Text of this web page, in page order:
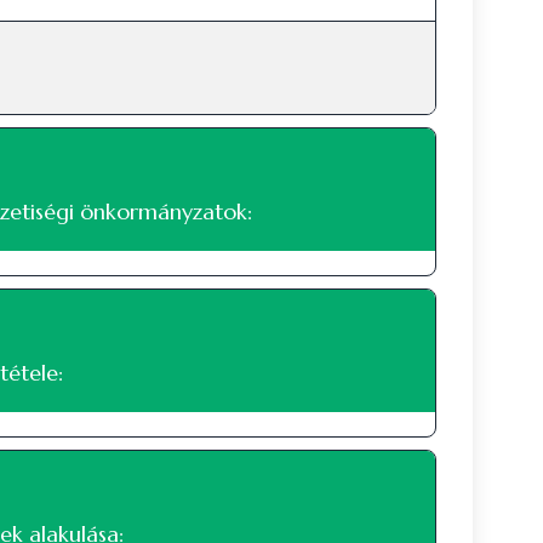
önkormányzatok:
alapján
a nemzetiségi hovatartozásáról.
alakulása: